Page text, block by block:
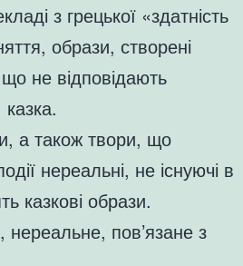
з грецької «здатність
образи, створені
не відповідають
казка.
а також твори, що
нереальні, не існуючі в
казкові образи.
пов’язане з